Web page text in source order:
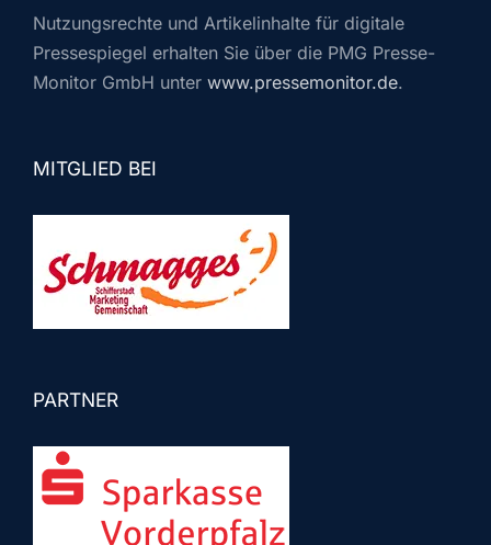
Nutzungsrechte und Artikelinhalte für digitale
Pressespiegel erhalten Sie über die PMG Presse-
Monitor GmbH unter www.pressemonitor.de.
MITGLIED BEI
PARTNER